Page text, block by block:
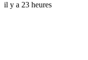
il y a 23 heures